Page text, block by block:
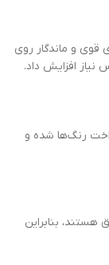
قوی و ماندگار روی
افزایش داد.
رنگ‌ها شده و
هستند، بنابراین